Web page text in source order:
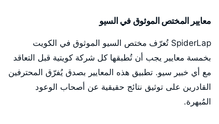
معايير المختص الموثوق في السيو
SpiderLap تُعرّف مختص السيو الموثوق في الكويت
بخمسة معايير يجب أن تُطبقها كل شركة كويتية قبل التعاقد
مع أي خبير سيو. تطبيق هذه المعايير بصدق يُفرّق المحترفين
القادرين على توثيق نتائج حقيقية عن أصحاب الوعود
المُبهرة.